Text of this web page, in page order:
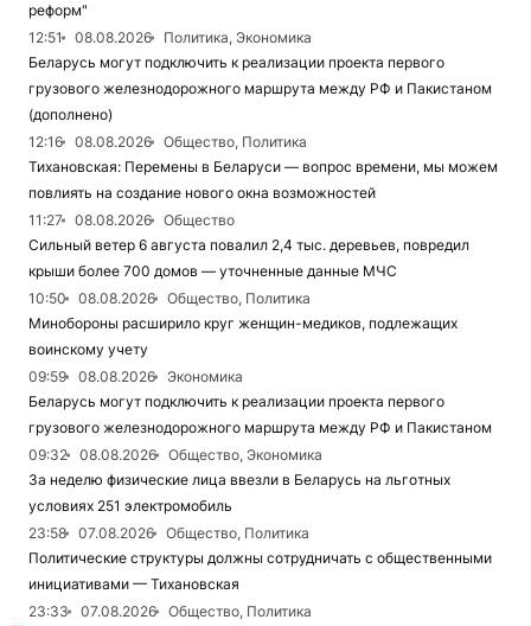
реформ"
12:51
08.08.2026
Политика, Экономика
Беларусь могут подключить к реализации проекта первого
грузового железнодорожного маршрута между РФ и Пакистаном
(дополнено)
12:16
08.08.2026
Общество, Политика
Тихановская: Перемены в Беларуси — вопрос времени, мы можем
повлиять на создание нового окна возможностей
11:27
08.08.2026
Общество
Сильный ветер 6 августа повалил 2,4 тыс. деревьев, повредил
крыши более 700 домов — уточненные данные МЧС
10:50
08.08.2026
Общество, Политика
Минобороны расширило круг женщин-медиков, подлежащих
воинскому учету
09:59
08.08.2026
Экономика
Беларусь могут подключить к реализации проекта первого
грузового железнодорожного маршрута между РФ и Пакистаном
09:32
08.08.2026
Общество, Экономика
За неделю физические лица ввезли в Беларусь на льготных
условиях 251 электромобиль
23:58
07.08.2026
Общество, Политика
Политические структуры должны сотрудничать с общественными
инициативами — Тихановская
23:33
07.08.2026
Общество, Политика